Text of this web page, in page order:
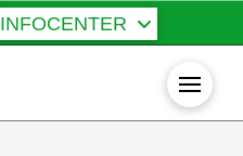
INFOCENTER